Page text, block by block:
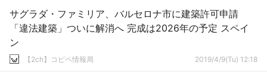
サグラダ・ファミリア、バルセロナ市に建築許可申請
「違法建築」ついに解消へ 完成は2026年の予定 スペイ
ン
【2ch】コピペ情報局 2019/4/9(Tu) 12:18